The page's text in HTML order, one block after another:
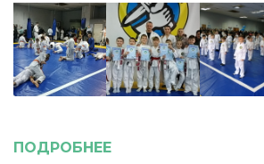
ПОДРОБНЕЕ